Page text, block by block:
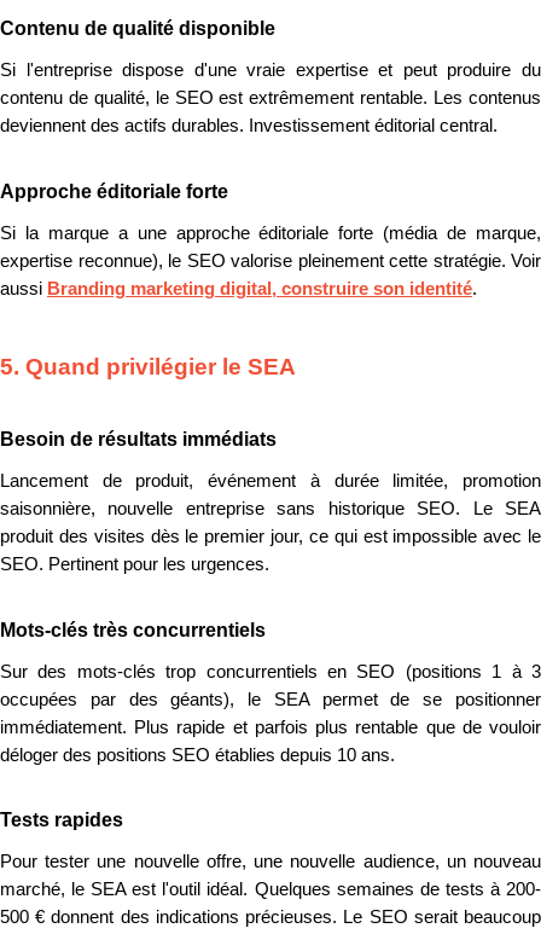
Contenu de qualité disponible
Si l'entreprise dispose d'une vraie expertise et peut produire du
contenu de qualité, le SEO est extrêmement rentable. Les contenus
deviennent des actifs durables. Investissement éditorial central.
Approche éditoriale forte
Si la marque a une approche éditoriale forte (média de marque,
expertise reconnue), le SEO valorise pleinement cette stratégie. Voir
aussi Branding marketing digital, construire son identité.
5. Quand privilégier le SEA
Besoin de résultats immédiats
Lancement de produit, événement à durée limitée, promotion
saisonnière, nouvelle entreprise sans historique SEO. Le SEA
produit des visites dès le premier jour, ce qui est impossible avec le
SEO. Pertinent pour les urgences.
Mots-clés très concurrentiels
Sur des mots-clés trop concurrentiels en SEO (positions 1 à 3
occupées par des géants), le SEA permet de se positionner
immédiatement. Plus rapide et parfois plus rentable que de vouloir
déloger des positions SEO établies depuis 10 ans.
Tests rapides
Pour tester une nouvelle offre, une nouvelle audience, un nouveau
marché, le SEA est l'outil idéal. Quelques semaines de tests à 200-
500 € donnent des indications précieuses. Le SEO serait beaucoup